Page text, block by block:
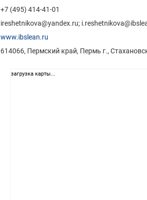
+7 (495) 414-41-01
ireshetnikova@yandex.ru;
www.ibslean.ru
614066, Пермский край, Пермь г.,
загрузка карты...